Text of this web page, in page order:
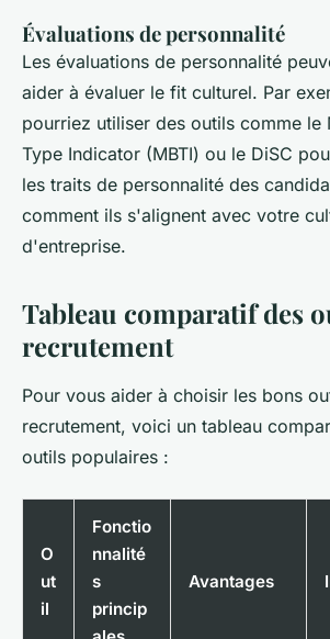
Évaluations de personnalité
Les évaluations de personnalité
aider à évaluer le fit culturel. Par
pourriez utiliser des outils comme le
Type Indicator (MBTI) ou le DiSC
les traits de personnalité des
comment ils s'alignent avec votre
d'entreprise.
Tableau comparatif des
recrutement
Pour vous aider à choisir les bons
recrutement, voici un tableau
outils populaires :
O
ut
il
Fonctio
nnalité
s
princip
Avantages